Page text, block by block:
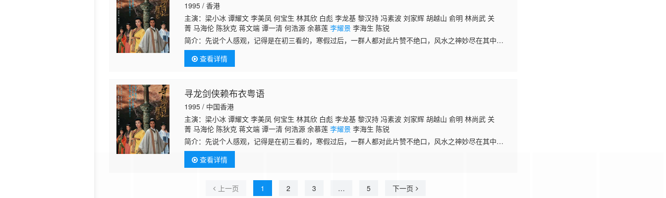
1995 / 香港
主演：梁小冰 谭耀文 李美凤 何宝生 林其欣 白彪 李龙基 黎汉持 冯素波 刘家辉 胡越山 俞明 林尚武 关
菁 马海伦 陈狄克 蒋文端 谭一清 何浩源 余慕莲李耀景 李海生 陈锐
简介：先说个人感观，记得是在初三看的，寒假过后，一群人都对此片赞不绝口，风水之神妙尽在其中，
玄之又玄，古典的一些东西渐行渐远了，这么多年过去了，还是偶尔会想起。 宋朝年间,名风水师赖澄山替
土豪秦槐(秦
查看详情
寻龙剑侠赖布衣粤语
1995 / 中国香港
主演：梁小冰 谭耀文 李美凤 何宝生 林其欣 白彪 李龙基 黎汉持 冯素波 刘家辉 胡越山 俞明 林尚武 关
菁 马海伦 陈狄克 蒋文端 谭一清 何浩源 余慕莲李耀景 李海生 陈锐
简介：先说个人感观，记得是在初三看的，寒假过后，一群人都对此片赞不绝口，风水之神妙尽在其中，
玄之又玄，古典的一些东西渐行渐远了，这么多年过去了，还是偶尔会想起。 宋朝年间,名风水师赖澄山替
土豪秦槐(秦
查看详情
上一页 1 2 3 … 5 下一页